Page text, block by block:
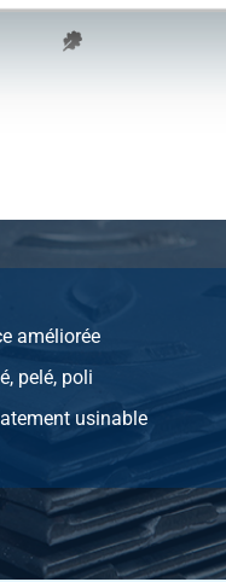
améliorée
pelé, poli
usinable